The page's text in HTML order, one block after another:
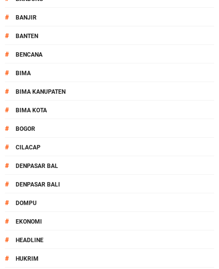
# BANJIR
# BANTEN
# BENCANA
# BIMA
# BIMA KANUPATEN
# BIMA KOTA
# BOGOR
# CILACAP
# DENPASAR BAL
# DENPASAR BALI
# DOMPU
# EKONOMI
# HEADLINE
# HUKRIM